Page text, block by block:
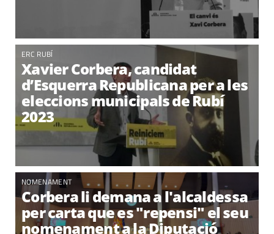
ERC RUBÍ
Xavier Corbera, candidat
d’Esquerra Republicana per a les
eleccions municipals de Rubí
2023
NOMENAMENT
Corbera li demana a l'alcaldessa
per carta que es "repensi" el seu
nomenament a la Diputació